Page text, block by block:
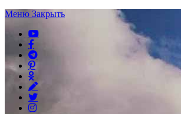
Меню Закрыть